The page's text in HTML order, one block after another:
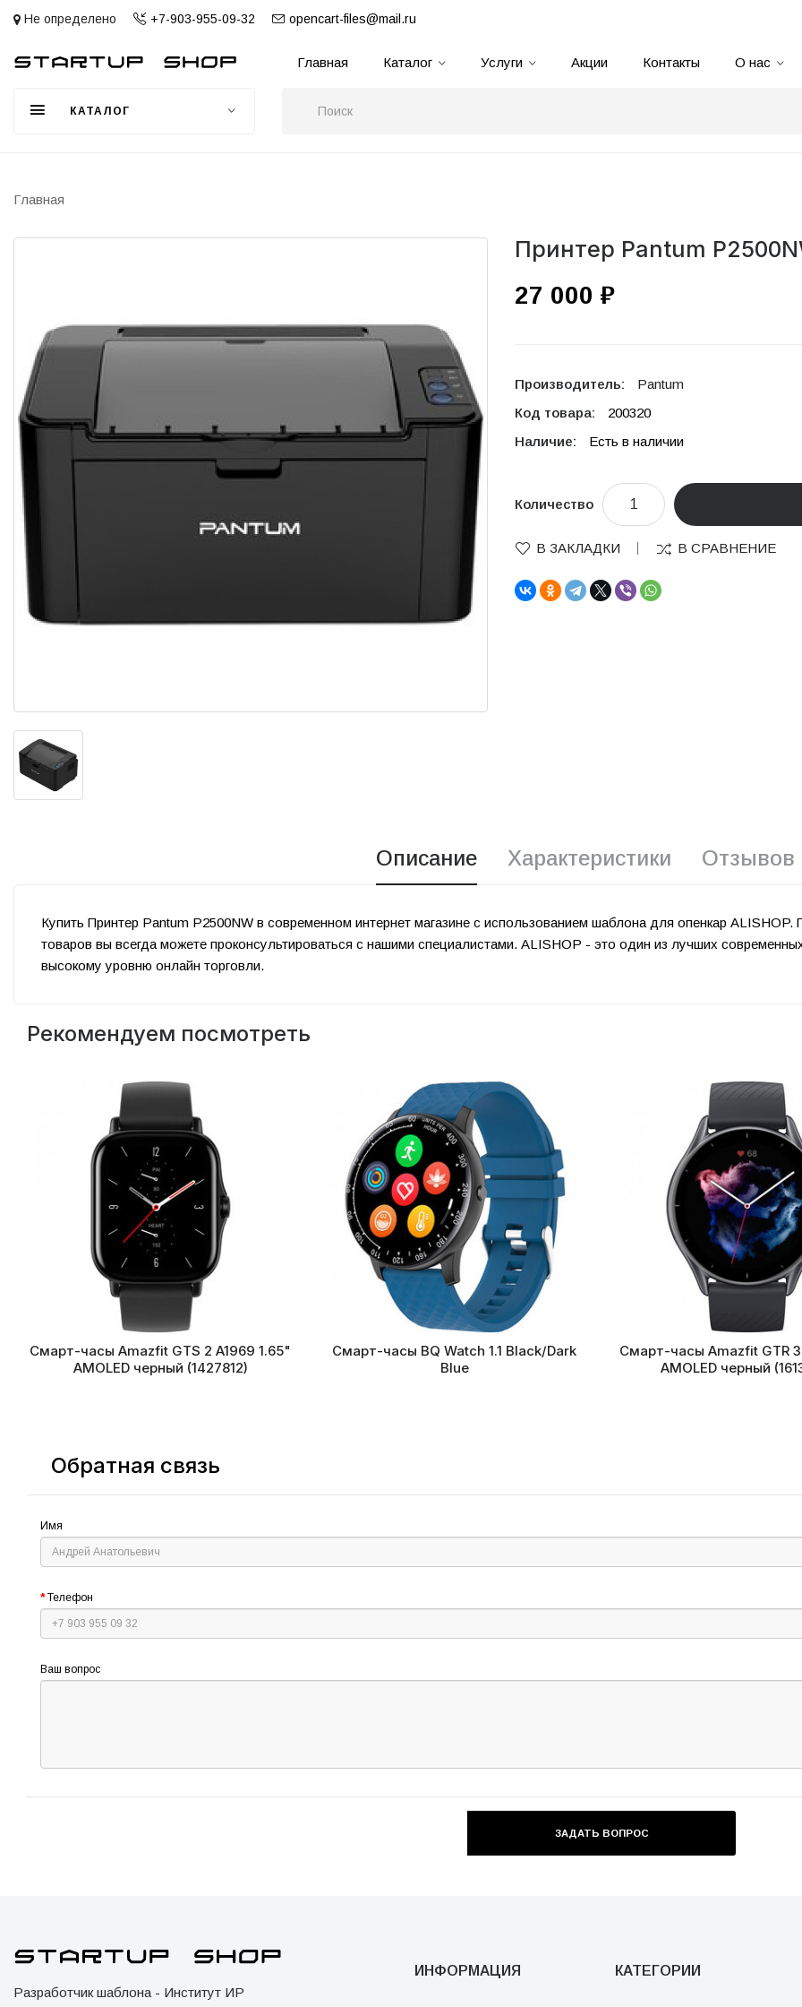
Не определено +7-903-955-09-32 opencart-files@mail.ru
Главная Каталог Услуги Акции Контакты О нас
КАТАЛОГ
Главная
Принтер Pantum
27 000 ₽
Производитель:
Pantum
Код товара:
200320
Наличие:
Есть в наличии
Количество
В ЗАКЛАДКИ В СРАВНЕНИЕ
Описание Характеристики Отзывов
Купить Принтер Pantum P2500NW в современном интернет магазине с использованием шаблона для опенкар
товаров вы всегда можете проконсультироваться с нашими специалистами. ALISHOP - это один из лучших
высокому уровню онлайн торговли.
Рекомендуем посмотреть
Смарт-часы Amazfit GTS 2 A1969 1.65"
AMOLED черный (1427812)
Смарт-часы BQ Watch 1.1 Black/Dark
Blue
Смарт-часы Amazfit GTR 3
AMOLED черный
Обратная связь
Имя
Телефон
Ваш вопрос
Разработчик шаблона - Институт ИР
ИНФОРМАЦИЯ КАТЕГОРИИ